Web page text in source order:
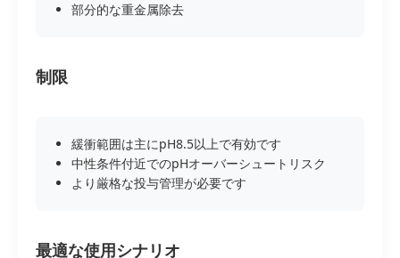
部分的な重金属除去
制限
緩衝範囲は主にpH8.5以上で有効です
中性条件付近でのpHオーバーシュートリスク
より厳格な投与管理が必要です
最適な使用シナリオ